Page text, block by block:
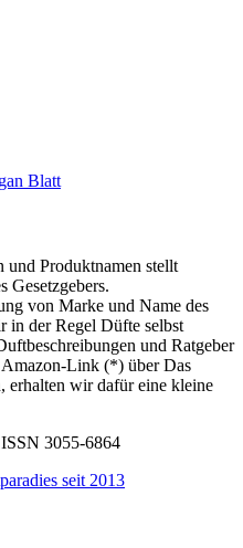
Blatt
Produktnamen stellt
Gesetzgebers.
von Marke und Name des
in der Regel Düfte selbst
und Ratgeber
Amazon-Link (*) über Das
erhalten wir dafür eine kleine
3055-6864
seit 2013